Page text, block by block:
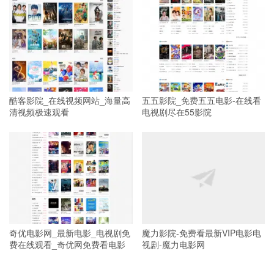
酷客影院_在线视频网站_海量高
清视频极速观看
五五影院_免费五五电影-在线看
电视剧尽在55影院
奇优电影网_最新电影_电视剧免
费在线观看_奇优网免费看电影
魔力影院-免费看最新VIP电影电
视剧-魔力电影网